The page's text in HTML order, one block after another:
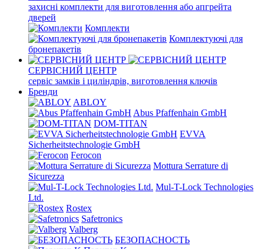
захисні комплекти для виготовлення або апгрейта
дверей
Комплекти
Комплектуючі для
бронепакетів
СЕРВІСНИЙ ЦЕНТР
сервіс замків і циліндрів, виготовлення ключів
Бренди
ABLOY
Abus Pfaffenhain GmbH
DOM-TITAN
EVVA
Sicherheitstechnologie GmbH
Ferocon
Mottura Serrature di
Sicurezza
Mul-T-Lock Technologies
Ltd.
Rostex
Safetronics
Valberg
БЕЗОПАСНОСТЬ